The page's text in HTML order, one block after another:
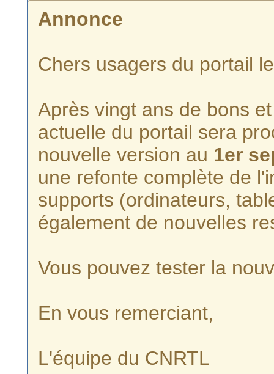
Annonce
Chers usagers du portail
Après vingt ans de bons
actuelle du portail sera
nouvelle version au 1er
une refonte complète de
supports (ordinateurs,
également de nouvelles
Vous pouvez tester la
En vous remerciant,
L'équipe du CNRTL